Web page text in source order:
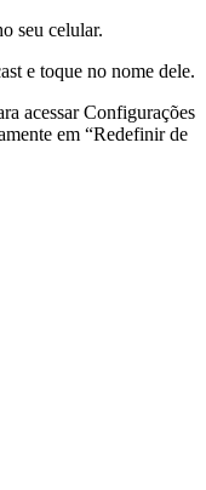
seu celular.
e toque no nome dele.
acessar Configurações
em “Redefinir de